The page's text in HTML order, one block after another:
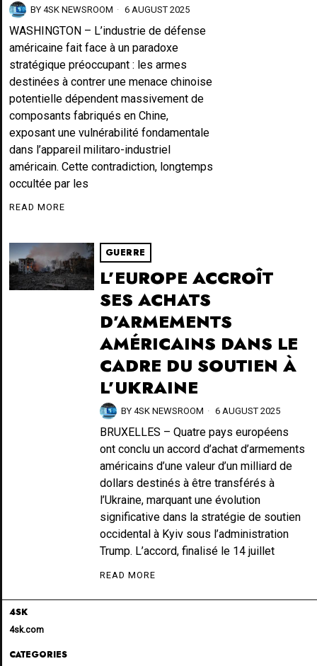
BY 4SK NEWSROOM 6 AUGUST 2025
WASHINGTON – L’industrie de défense
américaine fait face à un paradoxe
stratégique préoccupant : les armes
destinées à contrer une menace chinoise
potentielle dépendent massivement de
composants fabriqués en Chine,
exposant une vulnérabilité fondamentale
dans l’appareil militaro-industriel
américain. Cette contradiction, longtemps
occultée par les
READ MORE
GUERRE
L’EUROPE ACCROÎT
SES ACHATS
D’ARMEMENTS
AMÉRICAINS DANS LE
CADRE DU SOUTIEN À
L’UKRAINE
BY 4SK NEWSROOM 6 AUGUST 2025
BRUXELLES – Quatre pays européens
ont conclu un accord d’achat d’armements
américains d’une valeur d’un milliard de
dollars destinés à être transférés à
l’Ukraine, marquant une évolution
significative dans la stratégie de soutien
occidental à Kyiv sous l’administration
Trump. L’accord, finalisé le 14 juillet
READ MORE
4SK
4sk.com
CATEGORIES